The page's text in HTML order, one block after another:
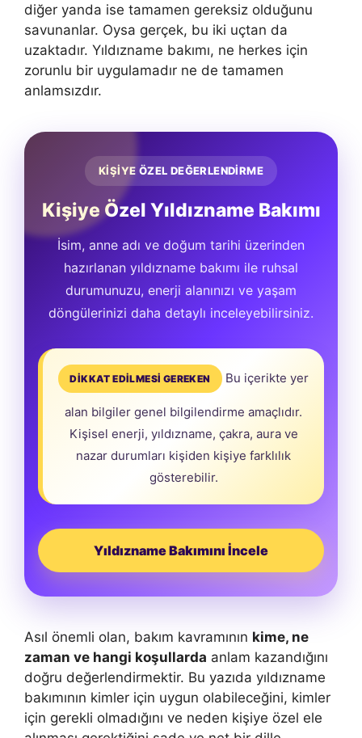
diğer yanda ise tamamen gereksiz olduğunu
savunanlar. Oysa gerçek, bu iki uçtan da
uzaktadır. Yıldızname bakımı, ne herkes için
zorunlu bir uygulamadır ne de tamamen
anlamsızdır.
KİŞİYE ÖZEL DEĞERLENDİRME
Kişiye Özel Yıldızname Bakımı
İsim, anne adı ve doğum tarihi üzerinden
hazırlanan yıldızname bakımı ile ruhsal
durumunuzu, enerji alanınızı ve yaşam
döngülerinizi daha detaylı inceleyebilirsiniz.
DİKKAT EDİLMESİ GEREKEN Bu içerikte yer
alan bilgiler genel bilgilendirme amaçlıdır.
Kişisel enerji, yıldızname, çakra, aura ve
nazar durumları kişiden kişiye farklılık
gösterebilir.
Yıldızname Bakımını İncele
Asıl önemli olan, bakım kavramının kime, ne
zaman ve hangi koşullarda anlam kazandığını
doğru değerlendirmektir. Bu yazıda yıldızname
bakımının kimler için uygun olabileceğini, kimler
için gerekli olmadığını ve neden kişiye özel ele